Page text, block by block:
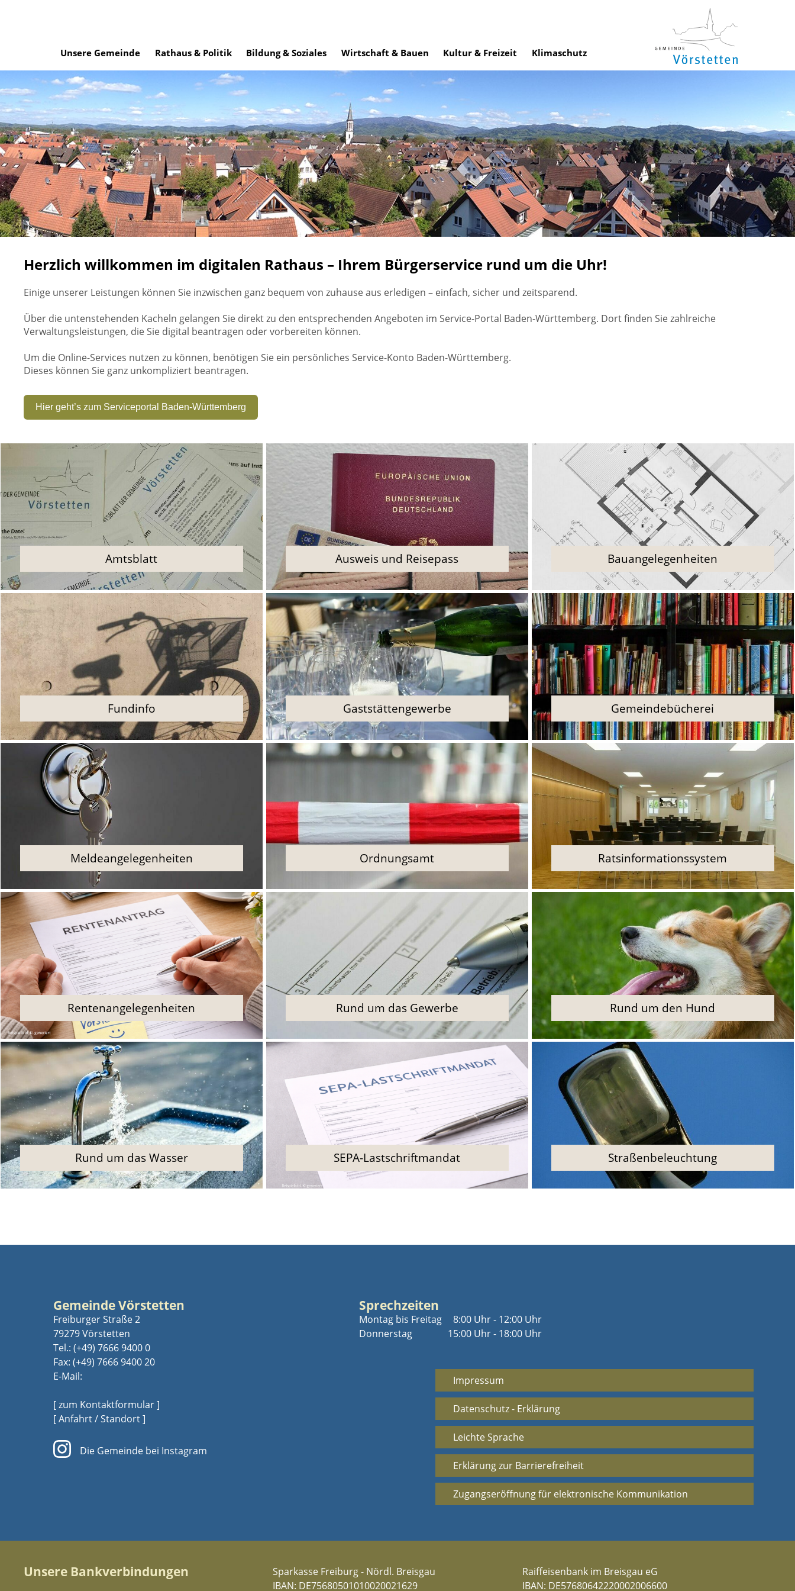
Unsere Gemeinde Rathaus & Politik Bildung & Soziales Wirtschaft & Bauen Kultur & Freizeit Klimaschutz
Herzlich willkommen im digitalen Rathaus – Ihrem Bürgerservice rund um die Uhr!
Einige unserer Leistungen können Sie inzwischen ganz bequem von zuhause aus erledigen – einfach, sicher und zeitsparend.
Über die untenstehenden Kacheln gelangen Sie direkt zu den entsprechenden Angeboten im Service-Portal Baden-Württemberg. Dort finden Sie zahlreiche
Verwaltungsleistungen, die Sie digital beantragen oder vorbereiten können.
Um die Online-Services nutzen zu können, benötigen Sie ein persönliches Service-Konto Baden-Württemberg.
Dieses können Sie ganz unkompliziert beantragen.
Hier geht’s zum Serviceportal Baden-Württemberg
Amtsblatt Ausweis und Reisepass Bauangelegenheiten
Fundinfo Gaststättengewerbe Gemeindebücherei
Meldeangelegenheiten Ordnungsamt Ratsinformationssystem
Rentenangelegenheiten Rund um das Gewerbe Rund um den Hund
Rund um das Wasser SEPA-Lastschriftmandat Straßenbeleuchtung
Gemeinde Vörstetten
Freiburger Straße 2
79279 Vörstetten
Tel.: (+49) 7666 9400 0
Fax: (+49) 7666 9400 20
E-Mail:
[ zum Kontaktformular ]
[ Anfahrt / Standort ]
Die Gemeinde bei Instagram
Sprechzeiten
Montag bis Freitag
Donnerstag
8:00 Uhr - 12:00 Uhr
15:00 Uhr - 18:00 Uhr
Impressum
Datenschutz - Erklärung
Leichte Sprache
Erklärung zur Barrierefreiheit
Zugangseröffnung für elektronische Kommunikation
Unsere Bankverbindungen
Sparkasse Freiburg - Nördl. Breisgau
IBAN: DE75680501010020021629
Raiffeisenbank im Breisgau eG
IBAN: DE57680642220002006600